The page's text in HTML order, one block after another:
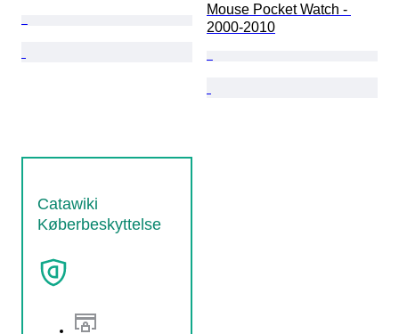
Mouse Pocket Watch -
2000-2010
Catawiki
Køberbeskyttelse